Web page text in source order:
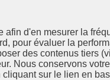
afin d'en mesurer la
pour évaluer la
des contenus tiers
Nous conservons
sur le lien en